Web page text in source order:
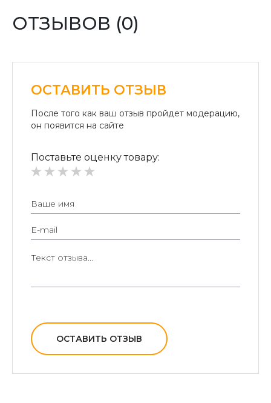
«Райффайзен Банк Аваль»
Безналичный расчет для юридических лиц:
ОТЗЫВОВ (0)
ОСТАВИТЬ ОТЗЫВ
После того как ваш отзыв пройдет модерацию,
он появится на сайте
Поставьте оценку товару:
ОСТАВИТЬ ОТЗЫВ